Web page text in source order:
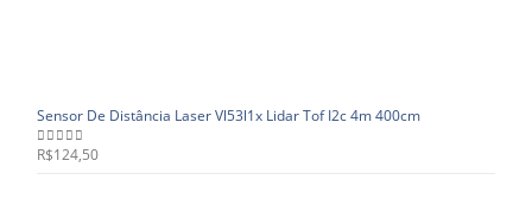
Sensor De Distância Laser Vl53l1x Lidar Tof I2c 4m 400cm
0out of 5
R$124,50